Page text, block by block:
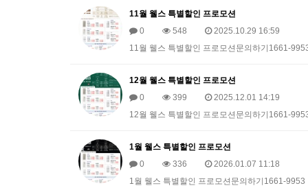
11월 웰스 특별할인 프로모션
0
548
2025.10.29 16:59
11월 웰스 특별할인 프로모션문의하기1661-
12월 웰스 특별할인 프로모션
0
399
2025.12.01 14:19
12월 웰스 특별할인 프로모션문의하기1661-
1월 웰스 특별할인 프로모션
0
336
2026.01.07 11:18
1월 웰스 특별할인 프로모션문의하기1661-9953